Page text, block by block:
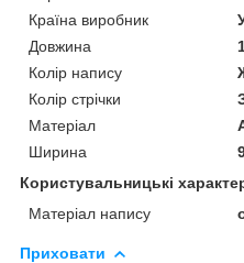
Країна виробник
Довжина
Колір напису
Колір стрічки
Матеріал
Ширина
Користувальницькі
Матеріал напису
Приховати